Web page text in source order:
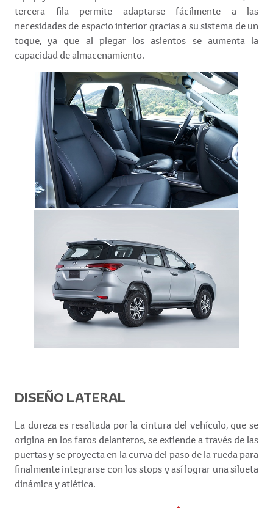
tercera fila permite adaptarse fácilmente a las
necesidades de espacio interior gracias a su sistema de un
toque, ya que al plegar los asientos se aumenta la
capacidad de almacenamiento.
DISEÑO LATERAL
La dureza es resaltada por la cintura del vehículo, que se
origina en los faros delanteros, se extiende a través de las
puertas y se proyecta en la curva del paso de la rueda para
finalmente integrarse con los stops y así lograr una silueta
dinámica y atlética.